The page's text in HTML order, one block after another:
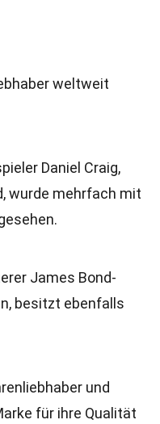
weltweit
Daniel Craig,
wurde mehrfach mit
James Bond-
besitzt ebenfalls
und
für ihre Qualität